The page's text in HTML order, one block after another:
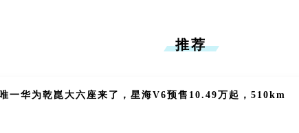
推荐
一华为乾崑大六座来了，星海V6预售10.49万起，510km